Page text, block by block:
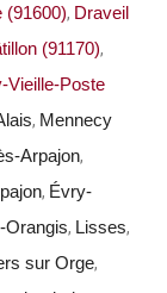
(91600), Draveil
(91170),
Vieille-Poste
, Mennecy
Arpajon,
, Évry-
Orangis, Lisses,
sur Orge,